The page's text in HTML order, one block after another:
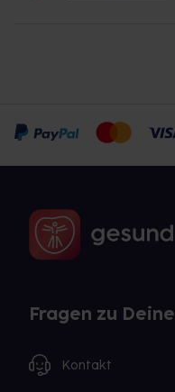
Fragen zu
Kontakt